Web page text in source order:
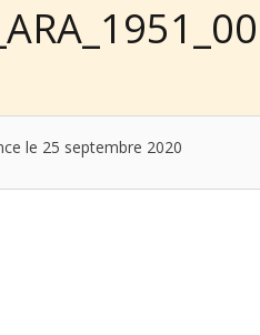
le 25 septembre 2020